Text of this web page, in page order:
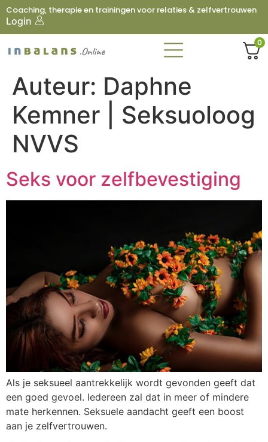
Coaching, therapie en trainingen voor relaties & zelfvertrouwen
Login
0
Auteur: Daphne
Kemner | Seksuoloog
NVVS
Seks voor zelfbevestiging
Als je seksueel aantrekkelijk wordt gevonden geeft dat
een goed gevoel. Iedereen zal dat in meer of mindere
mate herkennen. Seksuele aandacht geeft een boost
aan je zelfvertrouwen.